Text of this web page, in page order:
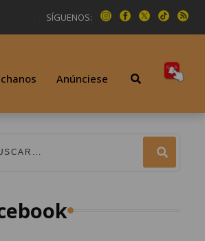
SÍGUENOS:
Anúnciese